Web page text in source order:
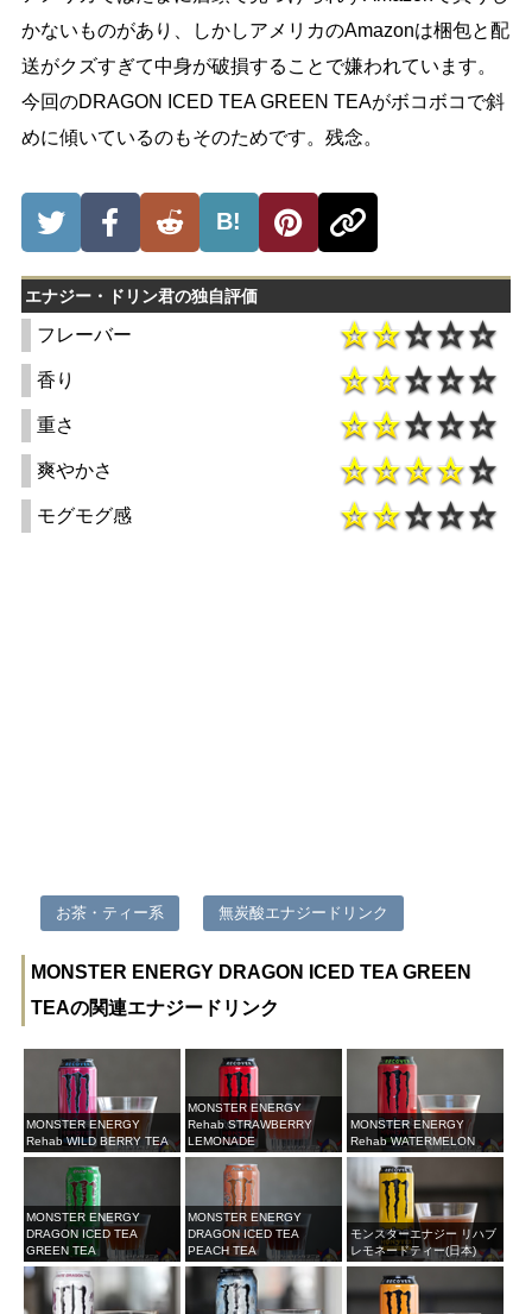
かないものがあり、しかしアメリカのAmazonは梱包と配
送がクズすぎて中身が破損することで嫌われています。
今回のDRAGON ICED TEA GREEN TEAがボコボコで斜
めに傾いているのもそのためです。残念。
B!
エナジー・ドリン君の独自評価
フレーバー
香り
重さ
爽やかさ
モグモグ感
お茶・ティー系 無炭酸エナジードリンク
MONSTER ENERGY DRAGON ICED TEA GREEN
TEAの関連エナジードリンク
MONSTER ENERGY
Rehab WILD BERRY TEA
MONSTER ENERGY
Rehab STRAWBERRY
LEMONADE
MONSTER ENERGY
Rehab WATERMELON
MONSTER ENERGY
DRAGON ICED TEA
GREEN TEA
MONSTER ENERGY
DRAGON ICED TEA
PEACH TEA
モンスターエナジー リハブ
レモネードティー(日本)